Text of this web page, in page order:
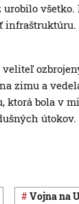
všetko.
zimu a
ktorá bola v
útokov.
vojna na